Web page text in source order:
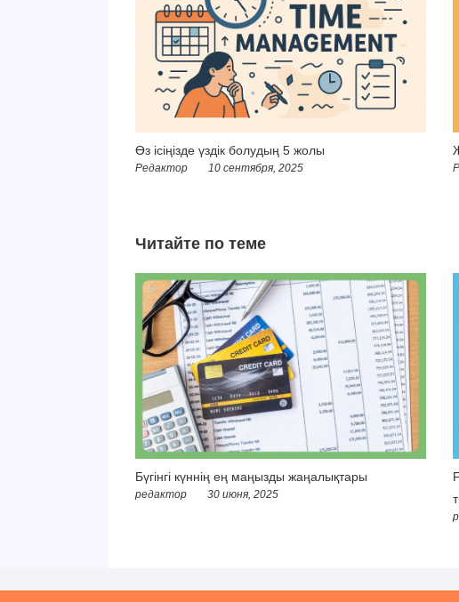
Өз ісіңізде үздік болудың 5 жолы
Редактор 10 сентября, 2025
Читайте по теме
Бүгінгі күннің ең маңызды жаңалықтары
редактор 30 июня, 2025